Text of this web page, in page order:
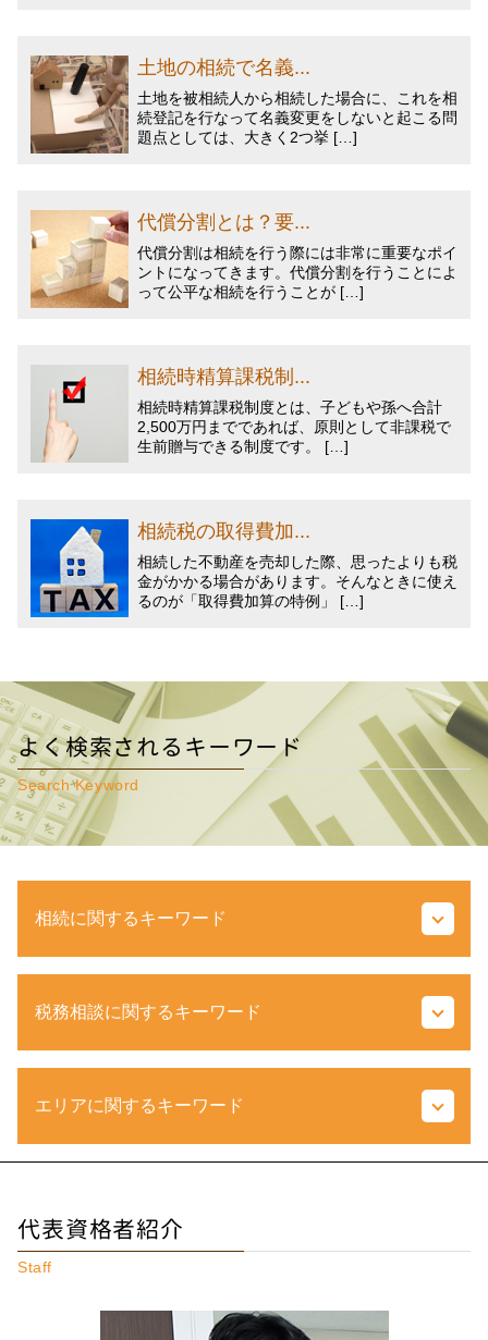
土地の相続で名義...
土地を被相続人から相続した場合に、これを相
続登記を行なって名義変更をしないと起こる問
題点としては、大きく2つ挙 […]
代償分割とは？要...
代償分割は相続を行う際には非常に重要なポイ
ントになってきます。代償分割を行うことによ
って公平な相続を行うことが […]
相続時精算課税制...
相続時精算課税制度とは、子どもや孫へ合計
2,500万円までであれば、原則として非課税で
生前贈与できる制度です。 […]
相続税の取得費加...
相続した不動産を売却した際、思ったよりも税
金がかかる場合があります。そんなときに使え
るのが「取得費加算の特例」 […]
よく検索されるキーワード
Search Keyword
相続に関するキーワード
不動産 相続税
遺産 相続 孫
不動産取得税 とは
準確定申告 とは
ゴルフ会員権 相続
相続税 いくらから
税務相談に関するキーワード
法人事業税 とは
所得 隠し とは
税務代理権限証書 必要な場合
国税局 調査
エリアに関するキーワード
不動産相続 府中市 相談
税務相談 神奈川県 税理士
税務相談 神奈川県 相談
代表資格者紹介
Staff